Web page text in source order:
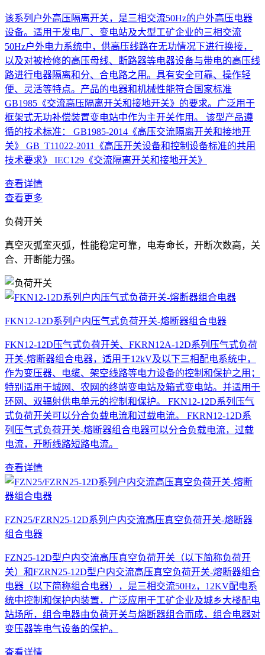
该系列户外高压隔离开关，是三相交流50Hz的户外高压电器
设备。适用于发电厂、变电站及大型工矿企业的三相交流
50Hz户外电力系统中，供高压线路在无功情况下进行换接，
以及对被检修的高压母线、断路器等电器设备与带电的高压线
路进行电器隔离和分、合电路之用。具有安全可靠、操作轻
便、灵活等特点。产品的电器和机械性能符合国家标准
GB1985《交流高压隔离开关和接地开关》的要求。广泛用于
框架式无功补偿装置变电站中作为主开关作用。 该型产品遵
循的技术标准： GB1985-2014《高压交流隔离开关和接地开
关》 GB_T11022-2011《高压开关设备和控制设备标准的共用
技术要求》 IEC129《交流隔离开关和接地开关》
查看详情
查看更多
负荷开关
真空灭弧室灭弧，性能稳定可靠，电寿命长，开断次数高，关
合、开断能力强。
FKN12-12D系列户内压气式负荷开关-熔断器组合电器
FKN12-12D压气式负荷开关、FKRN12A-12D系列压气式负荷
开关-熔断器组合电器，适用于12kV及以下三相配电系统中，
作为变压器、电缆、架空线路等电力设备的控制和保护之用；
特别适用于城网、农网的终端变电站及箱式变电站。并适用于
环网、双辐射供电单元的控制和保护。 FKN12-12D系列压气
式负荷开关可以分合负载电流和过载电流。 FKRN12-12D系
列压气式负荷开关-熔断器组合电器可以分合负载电流，过载
电流，开断线路短路电流。
查看详情
FZN25/FZRN25-12D系列户内交流高压真空负荷开关-熔断器
组合电器
FZN25-12D型户内交流高压真空负荷开关（以下简称负荷开
关）和FZRN25-12D型户内交流高压真空负荷开关-熔断器组合
电器（以下简称组合电器），是三相交流50Hz，12KV配电系
统中控制和保护内装置，广泛应用于工矿企业及城乡大楼配电
站场所，组合电器由负荷开关与熔断器组合而成，组合电器对
变压器等电气设备的保护。
查看详情